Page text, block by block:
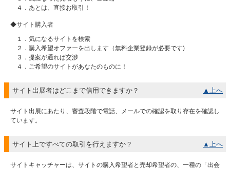
４．あとは、直接お取引！
◆サイト購入者
１．気になるサイトを検索
２．購入希望オファーを出します（無料企業登録が必要です)
３．提案が通れば交渉
４．ご希望のサイトがあなたのものに！
サイト出展者はどこまで信用できますか？ ▲上へ
サイト出展にあたり、審査段階で電話、メールでの確認を取り存在を確認し
ています。
サイト上ですべての取引を行えますか？ ▲上へ
サイトキャッチャーは、サイトの購入希望者と売却希望者の、一種の「出会